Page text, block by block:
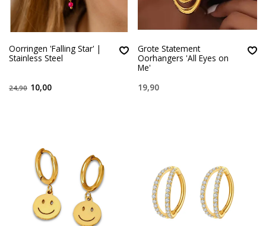
Oorringen 'Falling Star' |
Stainless Steel
24,90 10,00
Grote Statement
Oorhangers 'All Eyes on
Me'
19,90